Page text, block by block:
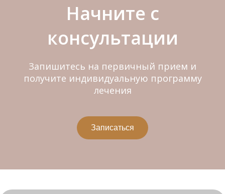
Начните с
консультации
Запишитесь на первичный прием и
получите индивидуальную программу
лечения
Записаться